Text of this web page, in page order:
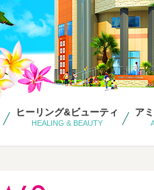
ヒーリング&ビューティ
HEALING & BEAUTY
ア